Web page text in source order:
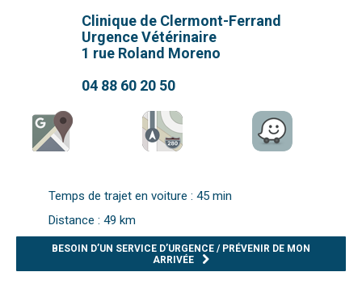
Clinique de Clermont-Ferrand
Urgence Vétérinaire
1 rue Roland Moreno
04 88 60 20 50
Temps de trajet en voiture : 45 min
Distance : 49 km
BESOIN D’UN SERVICE D’URGENCE / PRÉVENIR DE MON
ARRIVÉE